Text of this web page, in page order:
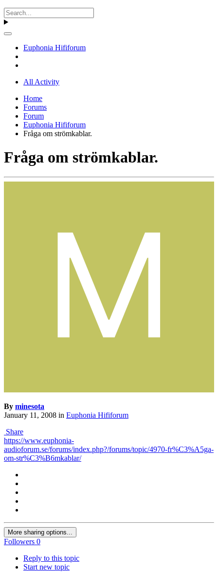
Euphonia Hififorum
All Activity
Home
Forums
Forum
Euphonia Hififorum
Fråga om strömkablar.
Fråga om strömkablar.
By minesota
January 11, 2008 in Euphonia Hififorum
Share
https://www.euphonia-
audioforum.se/forums/index.php?/forums/topic/4970-fr%C3%A5ga-
om-str%C3%B6mkablar/
More sharing options...
Followers 0
Reply to this topic
Start new topic